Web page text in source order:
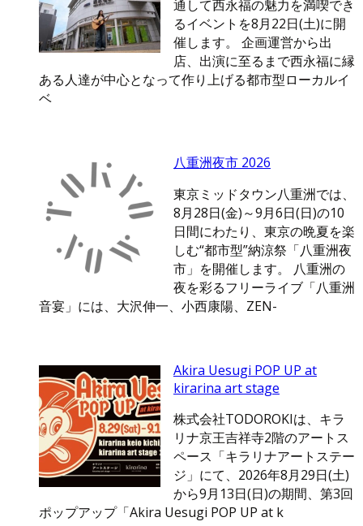
通して西永福の魅力を満喫でき
るイベントを8月22日(土)に開
催します。 企画運営から出
店、出演に至るまで西永福に縁
ある人達が中心となって作り上げる都市型ローカルイ
ベ
八重洲夜市 2026
東京ミッドタウン八重洲では、
8月28日(金)～9月6日(日)の10
日間にわたり、東京の晩夏を楽
しむ“都市型”納涼祭「八重洲夜
市」を開催します。 八重洲の
夜を彩るフリーライブ「八重洲
音宴」には、大沢伸一、小西康陽、ZEN-
Akira Uesugi POP UP at
kirarina art stage
株式会社TODOROKIは、キラ
リナ京王吉祥寺2階のアートス
ペース「キラリナアートステー
ジ」にて、2026年8月29日(土)
から9月13日(日)の期間、第3回
ポップアップ「Akira Uesugi POP UP at k